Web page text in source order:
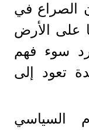
الصراع في
على الأرض
سوء فهم
تعود إلى
السياسي